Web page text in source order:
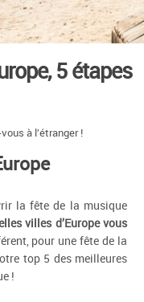
5 étapes
à l’étranger !
la fête de la musique
villes d’Europe vous
pour une fête de la
top 5 des meilleures
!